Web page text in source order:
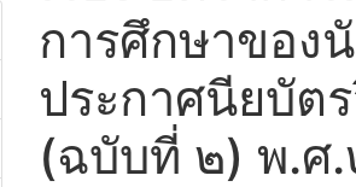
การศึกษาของ
ประกาศนียบัต
(ฉบับที่ ๒) พ.ศ